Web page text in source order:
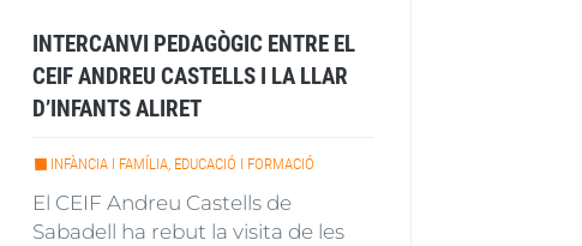
INTERCANVI PEDAGÒGIC ENTRE EL
CEIF ANDREU CASTELLS I LA LLAR
D’INFANTS ALIRET
INFÀNCIA I FAMÍLIA, EDUCACIÓ I FORMACIÓ
El CEIF Andreu Castells de
Sabadell ha rebut la visita de les